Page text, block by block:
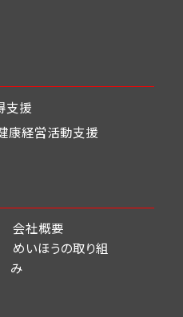
支援
康経営活動支援
会社概要
めいほうの取り組
み